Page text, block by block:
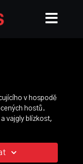
v hospodě
hostů.
vajgly blízkost,